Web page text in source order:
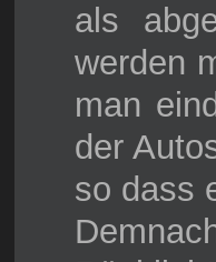
als
werden
man
der
so dass